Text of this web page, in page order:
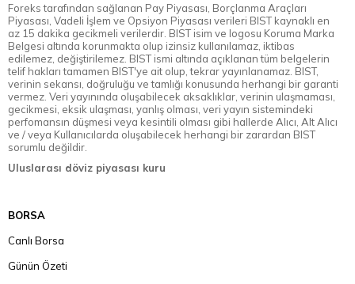
Foreks tarafından sağlanan Pay Piyasası, Borçlanma Araçları
Piyasası, Vadeli İşlem ve Opsiyon Piyasası verileri BIST kaynaklı en
az 15 dakika gecikmeli verilerdir. BIST isim ve logosu Koruma Marka
Belgesi altında korunmakta olup izinsiz kullanılamaz, iktibas
edilemez, değiştirilemez. BIST ismi altında açıklanan tüm belgelerin
telif hakları tamamen BIST'ye ait olup, tekrar yayınlanamaz. BIST,
verinin sekansı, doğruluğu ve tamlığı konusunda herhangi bir garanti
vermez. Veri yayınında oluşabilecek aksaklıklar, verinin ulaşmaması,
gecikmesi, eksik ulaşması, yanlış olması, veri yayın sistemindeki
perfomansın düşmesi veya kesintili olması gibi hallerde Alıcı, Alt Alıcı
ve / veya Kullanıcılarda oluşabilecek herhangi bir zarardan BIST
sorumlu değildir.
Uluslarası döviz piyasası kuru
BORSA
Canlı Borsa
Günün Özeti